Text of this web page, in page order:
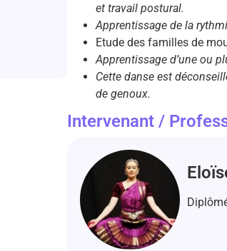
et travail postural.
Apprentissage de la
Etude des familles de
Apprentissage d’une ou
Cette danse est
de genoux.
Intervenant /